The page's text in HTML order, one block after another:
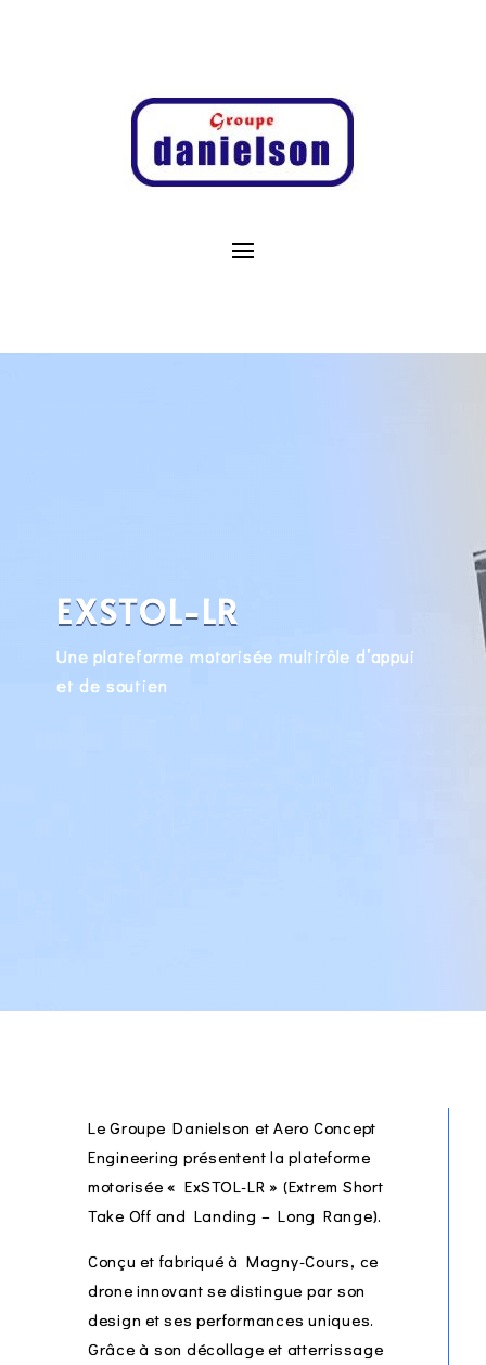
EXSTOL-LR
Une plateforme motorisée multirôle d’appui
et de soutien
Le Groupe Danielson et Aero Concept
Engineering présentent la plateforme
motorisée « ExSTOL-LR » (Extrem Short
Take Off and Landing – Long Range).
Conçu et fabriqué à Magny-Cours, ce
drone innovant se distingue par son
design et ses performances uniques.
Grâce à son décollage et atterrissage